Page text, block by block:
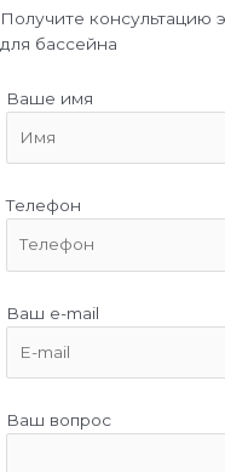
Получите консультацию
для бассейна
Ваше имя
Телефон
Ваш e-mail
Ваш вопрос